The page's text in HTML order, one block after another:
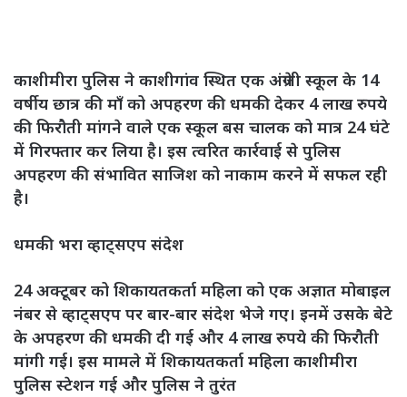
काशीमीरा पुलिस ने काशीगांव स्थित एक अंग्रेजी स्कूल के 14
वर्षीय छात्र की माँ को अपहरण की धमकी देकर 4 लाख रुपये
की फिरौती मांगने वाले एक स्कूल बस चालक को मात्र 24 घंटे
में गिरफ्तार कर लिया है। इस त्वरित कार्रवाई से पुलिस
अपहरण की संभावित साजिश को नाकाम करने में सफल रही
है।
धमकी भरा व्हाट्सएप संदेश
24 अक्टूबर को शिकायतकर्ता महिला को एक अज्ञात मोबाइल
नंबर से व्हाट्सएप पर बार-बार संदेश भेजे गए। इनमें उसके बेटे
के अपहरण की धमकी दी गई और 4 लाख रुपये की फिरौती
मांगी गई। इस मामले में शिकायतकर्ता महिला काशीमीरा
पुलिस स्टेशन गई और पुलिस ने तुरंत